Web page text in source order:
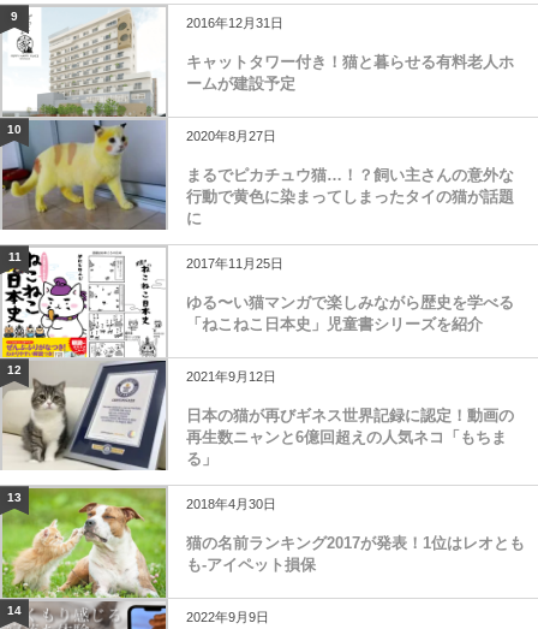
9 2016年12月31日
キャットタワー付き！猫と暮らせる有料老人ホ
ームが建設予定
10 2020年8月27日
まるでピカチュウ猫…！？飼い主さんの意外な
行動で黄色に染まってしまったタイの猫が話題
に
11 2017年11月25日
ゆる〜い猫マンガで楽しみながら歴史を学べる
「ねこねこ日本史」児童書シリーズを紹介
12 2021年9月12日
日本の猫が再びギネス世界記録に認定！動画の
再生数ニャンと6億回超えの人気ネコ「もちま
る」
13 2018年4月30日
猫の名前ランキング2017が発表！1位はレオとも
も-アイペット損保
14 2022年9月9日